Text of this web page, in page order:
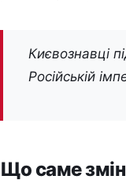
Києвознавці
Російській
Що саме